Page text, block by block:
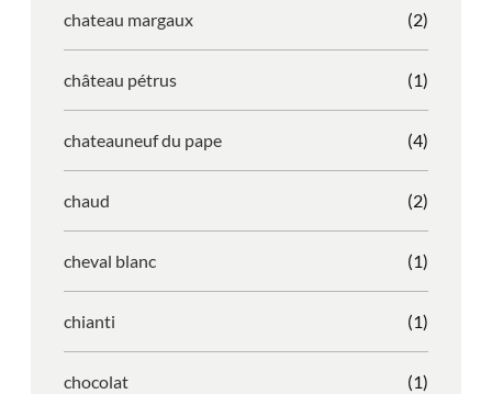
chateau margaux (2)
château pétrus (1)
chateauneuf du pape (4)
chaud (2)
cheval blanc (1)
chianti (1)
chocolat (1)